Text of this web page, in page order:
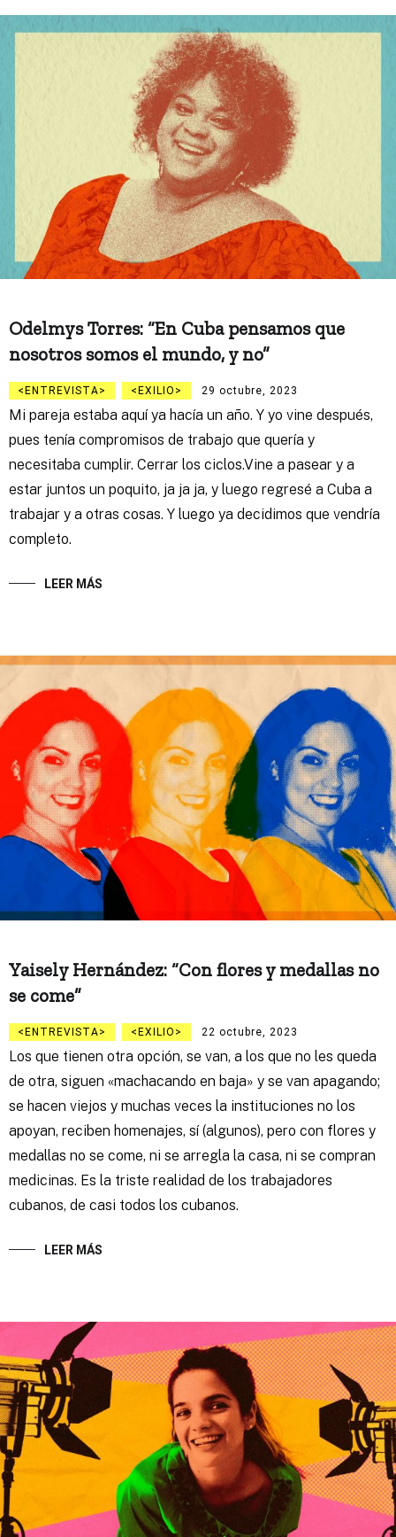
Odelmys Torres: “En Cuba pensamos que
nosotros somos el mundo, y no”
ENTREVISTA EXILIO 29 octubre, 2023
Mi pareja estaba aquí ya hacía un año. Y yo vine después,
pues tenía compromisos de trabajo que quería y
necesitaba cumplir. Cerrar los ciclos.Vine a pasear y a
estar juntos un poquito, ja ja ja, y luego regresé a Cuba a
trabajar y a otras cosas. Y luego ya decidimos que vendría
completo.
LEER MÁS
Yaisely Hernández: “Con flores y medallas no
se come”
ENTREVISTA EXILIO 22 octubre, 2023
Los que tienen otra opción, se van, a los que no les queda
de otra, siguen «machacando en baja» y se van apagando;
se hacen viejos y muchas veces la instituciones no los
apoyan, reciben homenajes, sí (algunos), pero con flores y
medallas no se come, ni se arregla la casa, ni se compran
medicinas. Es la triste realidad de los trabajadores
cubanos, de casi todos los cubanos.
LEER MÁS